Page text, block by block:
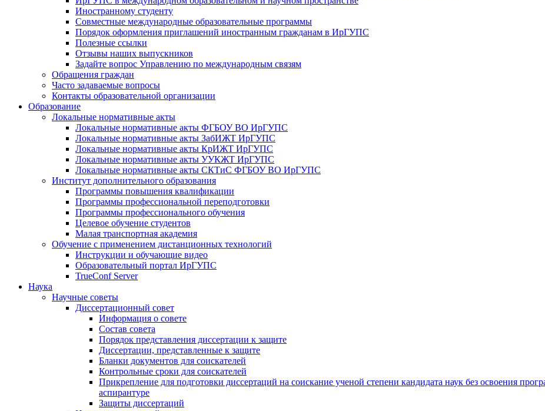
Иностранному студенту
Совместные международные образовательные программы
Порядок оформления приглашений иностранным гражданам в ИрГУПС
Полезные ссылки
Отзывы наших выпускников
Задайте вопрос Управлению по международным связям
Обращения граждан
Часто задаваемые вопросы
Контакты образовательной организации
Образование
Локальные нормативные акты
Локальные нормативные акты ФГБОУ ВО ИрГУПС
Локальные нормативные акты ЗабИЖТ ИрГУПС
Локальные нормативные акты КрИЖТ ИрГУПС
Локальные нормативные акты УУКЖТ ИрГУПС
Локальные нормативные акты СКТиС ФГБОУ ВО ИрГУПС
Институт дополнительного образования
Программы повышения квалификации
Программы профессиональной переподготовки
Программы профессионального обучения
Целевое обучение студентов
Малая транспортная академия
Обучение с применением дистанционных технологий
Инструкции и обучающие видео
Образовательный портал ИрГУПС
TrueConf Server
Наука
Научные советы
Диссертационный совет
Информация о совете
Состав совета
Порядок представления диссертации к защите
Диссертации, представленные к защите
Бланки документов для соискателей
Контрольные сроки для соискателей
Прикрепление для подготовки диссертаций на соискание ученой степени кандидата наук без освоения
аспирантуре
Защиты диссертаций